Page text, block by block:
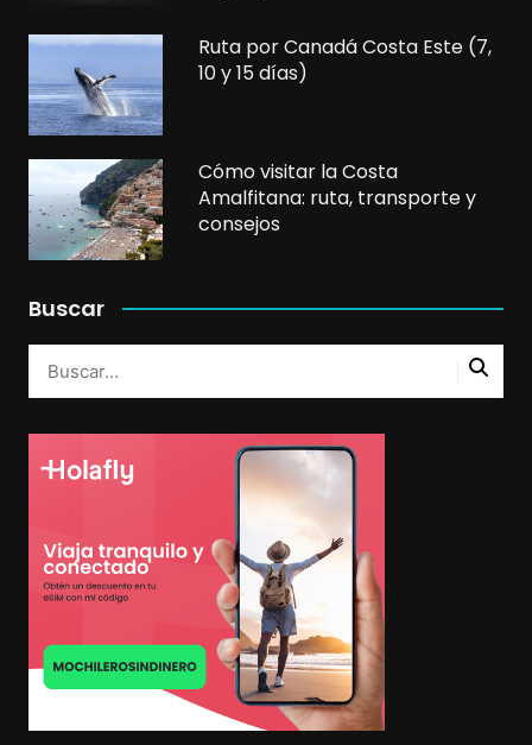
Ruta por Canadá Costa Este (7,
10 y 15 días)
Cómo visitar la Costa
Amalfitana: ruta, transporte y
consejos
Buscar